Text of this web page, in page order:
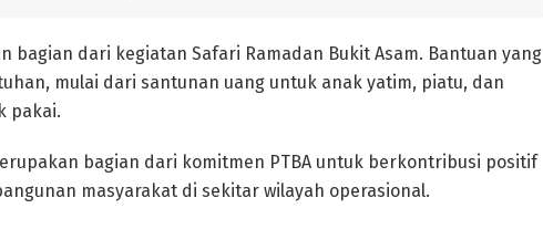
bagian dari kegiatan Safari Ramadan Bukit Asam. Bantuan yang
mulai dari santunan uang untuk anak yatim, piatu, dan
pakai.
bagian dari komitmen PTBA untuk berkontribusi positif
masyarakat di sekitar wilayah operasional.